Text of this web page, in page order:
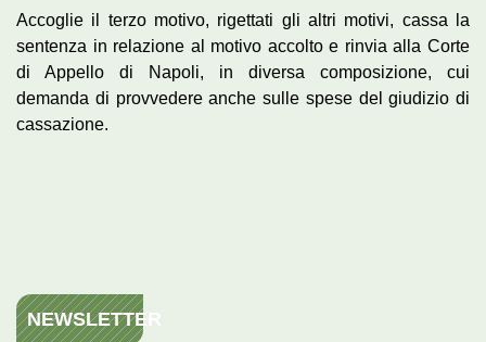
Accoglie il terzo motivo, rigettati gli altri motivi, cassa la
sentenza in relazione al motivo accolto e rinvia alla Corte
di Appello di Napoli, in diversa composizione, cui
demanda di provvedere anche sulle spese del giudizio di
cassazione.
NEWSLETTER